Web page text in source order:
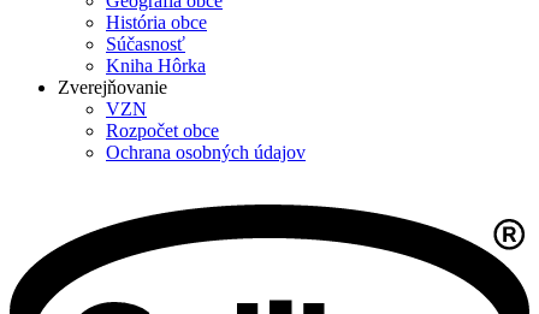
História obce
Súčasnosť
Kniha Hôrka
Zverejňovanie
VZN
Rozpočet obce
Ochrana osobných údajov